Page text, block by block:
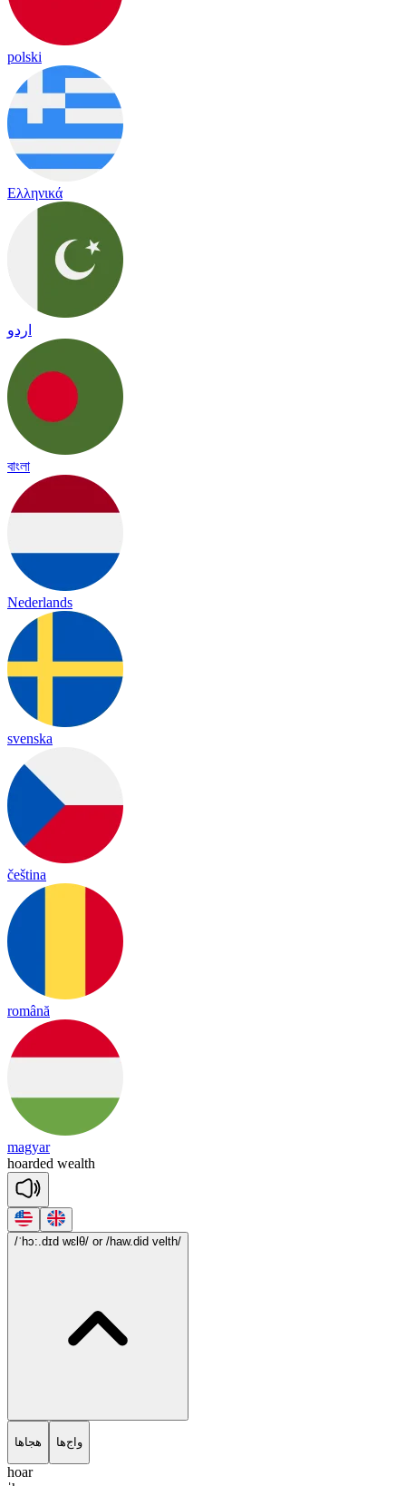
polski
Ελληνικά
اردو
বাংলা
Nederlands
svenska
čeština
română
magyar
hoarded wealth
/ˈhɔ:.dɪd wɛlθ/ or /haw.did velth/
هجاها واج‌ها
hoar